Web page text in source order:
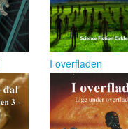
I overfladen